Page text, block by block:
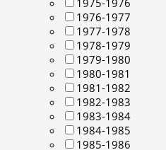
1975-1976
1976-1977
1977-1978
1978-1979
1979-1980
1980-1981
1981-1982
1982-1983
1983-1984
1984-1985
1985-1986